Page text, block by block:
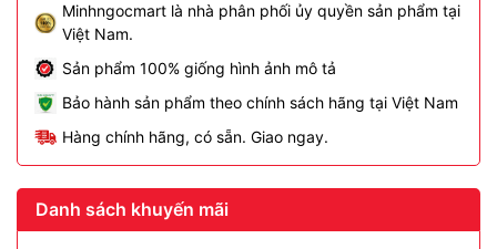
Minhngocmart là nhà phân phối ủy quyền sản phẩm tại
Việt Nam.
Sản phẩm 100% giống hình ảnh mô tả
Bảo hành sản phẩm theo chính sách hãng tại Việt Nam
Hàng chính hãng, có sẵn. Giao ngay.
Danh sách khuyến mãi